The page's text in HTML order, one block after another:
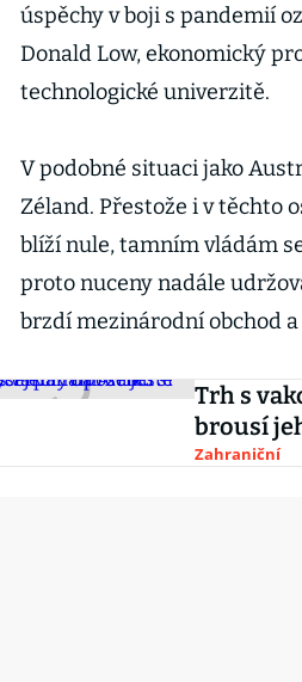
úspěchy v boji s pandemií
Donald Low, ekonomický
technologické univerzitě.
V podobné situaci jako
Zéland. Přestože i v těchto
blíží nule, tamním vládám
proto nuceny nadále
brzdí mezinárodní obchod
Trh s
brousí
Zahraniční